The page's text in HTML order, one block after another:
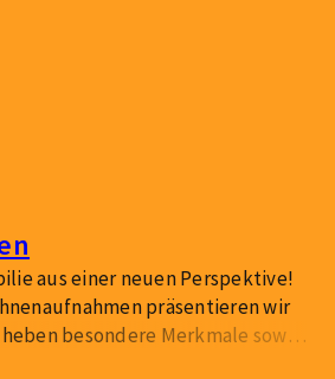
aus einer neuen Perspektive!
präsentieren wir
besondere Merkmale sowie
für einen schnelleren und